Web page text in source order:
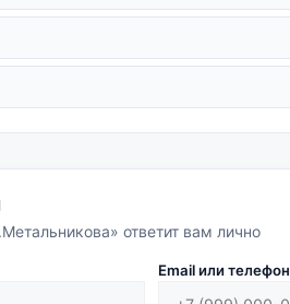
ответит вам лично
Email или телефон